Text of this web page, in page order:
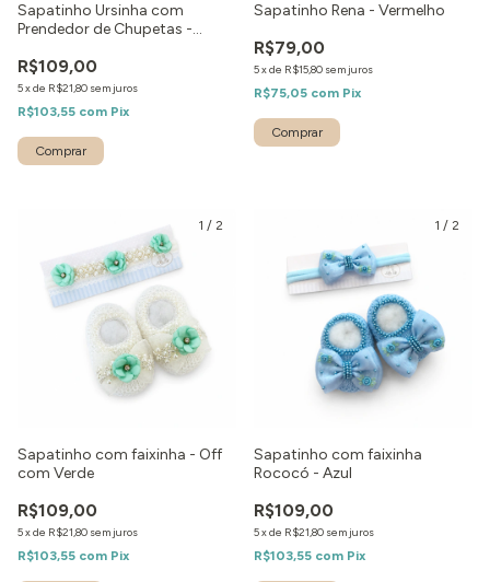
Sapatinho Ursinha com
Prendedor de Chupetas -
R$109,00
5xde R$21,80 sem juros
R$103,55 com Pix
Sapatinho Rena - Vermelho
R$79,00
5xde R$15,80 sem juros
R$75,05 com Pix
1 / 2
Sapatinho com faixinha - Off
com Verde
R$109,00
5xde R$21,80 sem juros
R$103,55 com Pix
1 / 2
Sapatinho com faixinha
Rococó - Azul
R$109,00
5xde R$21,80 sem juros
R$103,55 com Pix